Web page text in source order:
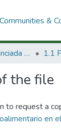
Communities &
1. Investigación Financiada con Recursos Públicos
the file
to request a
en